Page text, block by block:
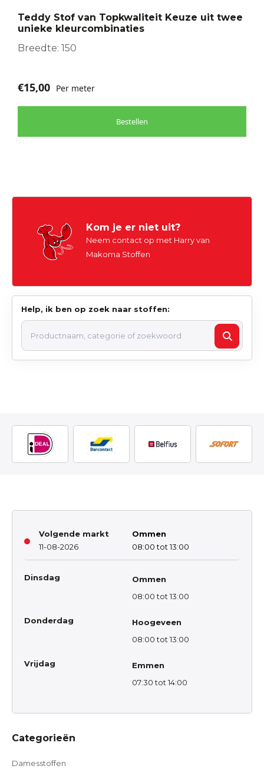
Teddy Stof van Topkwaliteit Keuze uit twee
unieke kleurcombinaties
Breedte: 150
€15,00 Per meter
Bestellen
kan
gekozen
worden
productpagina
Kom je er niet uit?
Neem contact op met Harry van
Makoma Stoffen
Help, ik ben op zoek naar stoffen:
Volgende markt
11-08-2026
Ommen
08:00 tot 13:00
Dinsdag
Ommen
08:00 tot 13:00
Donderdag
Hoogeveen
08:00 tot 13:00
Vrijdag
Emmen
07:30 tot 14:00
Categorieën
Damesstoffen